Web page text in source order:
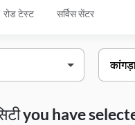
रोड टेस्ट सर्विस सेंटर
you have